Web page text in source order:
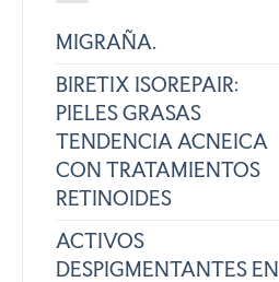
MIGRAÑA.
BIRETIX ISOREPAIR:
PIELES GRASAS
TENDENCIA ACNEICA
CON TRATAMIENTOS
RETINOIDES
ACTIVOS
DESPIGMENTANTES EN